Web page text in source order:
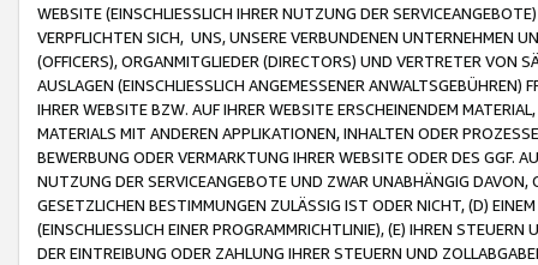
WEBSITE (EINSCHLIESSLICH IHRER NUTZUNG DER
VERPFLICHTEN SICH, UNS, UNSERE VERBUNDENEN UNTERNEHMEN
(OFFICERS), ORGANMITGLIEDER (DIRECTORS) UND VERTRETER VON
AUSLAGEN (EINSCHLIESSLICH ANGEMESSENER
IHRER WEBSITE BZW. AUF IHRER WEBSITE ERSCHEINENDEM
MATERIALS MIT ANDEREN APPLIKATIONEN, INHALTEN ODER
BEWERBUNG ODER VERMARKTUNG IHRER WEBSITE ODER DES GGF.
NUTZUNG DER SERVICEANGEBOTE UND ZWAR UNABHÄNGIG
GESETZLICHEN BESTIMMUNGEN ZULÄSSIG IST ODER NICHT, (D)
(EINSCHLIESSLICH EINER PROGRAMMRICHTLINIE), (E) IHREN
DER EINTREIBUNG ODER ZAHLUNG IHRER STEUERN UND